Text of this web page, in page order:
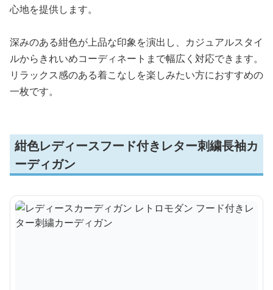
心地を提供します。
深みのある紺色が上品な印象を演出し、カジュアルスタイ
ルからきれいめコーディネートまで幅広く対応できます。
リラックス感のある着こなしを楽しみたい方におすすめの
一枚です。
紺色レディースフード付きレター刺繍長袖カ
ーディガン